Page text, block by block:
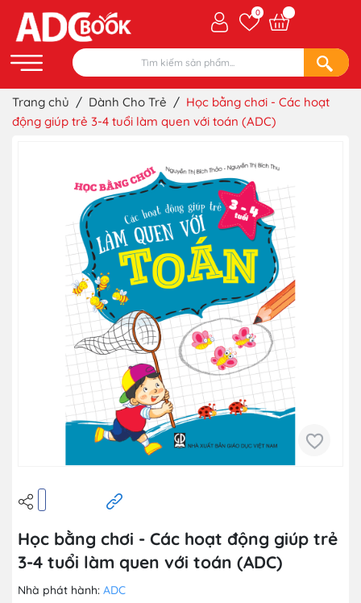
0
Trang chủ / Dành Cho Trẻ / Học bằng chơi - Các hoạt
động giúp trẻ 3-4 tuổi làm quen với toán (ADC)
Học bằng chơi - Các hoạt động giúp trẻ
3-4 tuổi làm quen với toán (ADC)
Nhà phát hành: ADC